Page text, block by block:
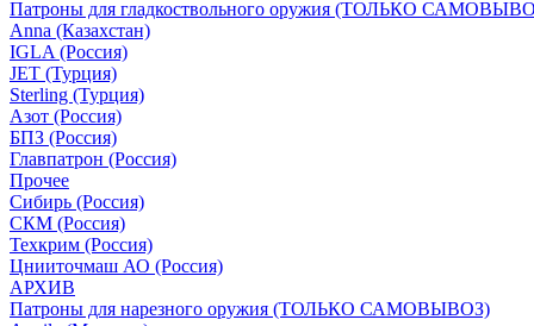
Патроны для гладкоствольного оружия (ТОЛЬКО
Anna (Казахстан)
IGLA (Россия)
JET (Турция)
Sterling (Турция)
Азот (Россия)
БПЗ (Россия)
Главпатрон (Россия)
Прочее
Сибирь (Россия)
СКМ (Россия)
Техкрим (Россия)
Цнииточмаш АО (Россия)
АРХИВ
Патроны для нарезного оружия (ТОЛЬКО САМОВЫВОЗ)